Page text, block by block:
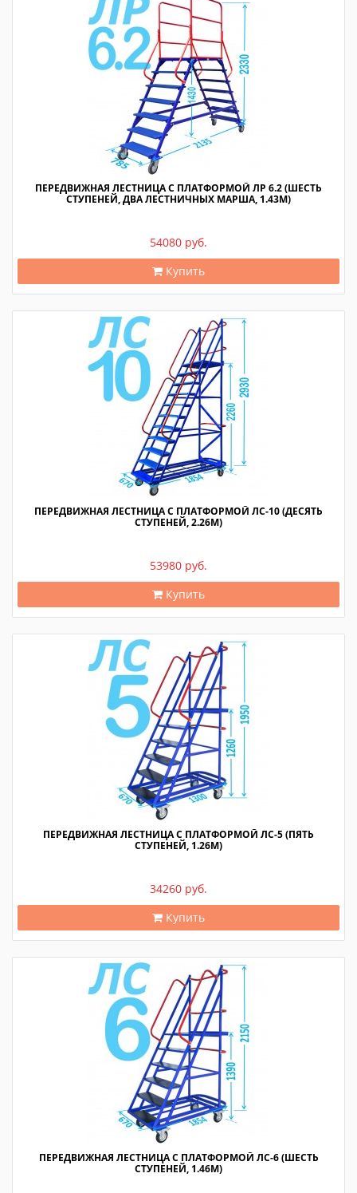
ПЕРЕДВИЖНАЯ ЛЕСТНИЦА С ПЛАТФОРМОЙ ЛР 6.2 (ШЕСТЬ
СТУПЕНЕЙ, ДВА ЛЕСТНИЧНЫХ МАРША, 1.43М)
54080 руб.
Купить
ПЕРЕДВИЖНАЯ ЛЕСТНИЦА С ПЛАТФОРМОЙ ЛС-10 (ДЕСЯТЬ
СТУПЕНЕЙ, 2.26М)
53980 руб.
Купить
ПЕРЕДВИЖНАЯ ЛЕСТНИЦА С ПЛАТФОРМОЙ ЛС-5 (ПЯТЬ
СТУПЕНЕЙ, 1.26М)
34260 руб.
Купить
ПЕРЕДВИЖНАЯ ЛЕСТНИЦА С ПЛАТФОРМОЙ ЛС-6 (ШЕСТЬ
СТУПЕНЕЙ, 1.46М)